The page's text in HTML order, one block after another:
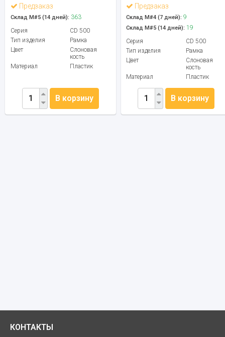
Предзаказ
Склад М#5 (14 дней): 363
Серия
CD 500
Тип изделия
Рамка
Цвет
Слоновая
кость
Материал
Пластик
В корзину
Предзаказ
Склад М#4 (7 дней): 9
Склад М#5 (14 дней): 19
Серия
CD 500
Тип изделия
Рамка
Цвет
Слоновая
кость
Материал
Пластик
В корзину
КОНТАКТЫ